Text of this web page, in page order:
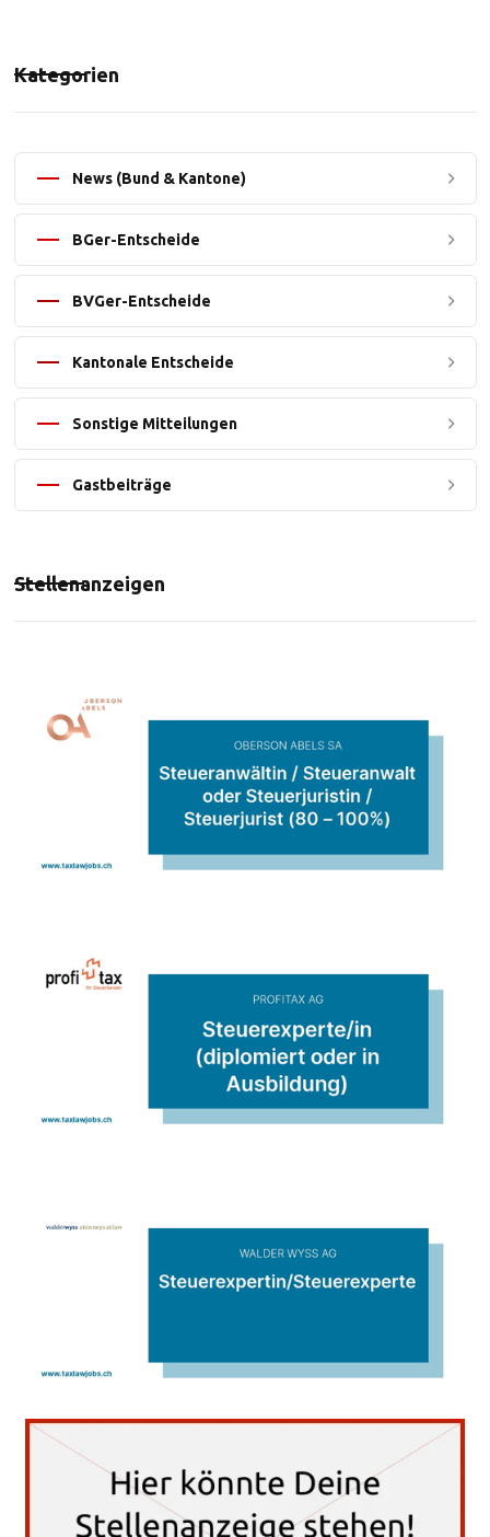
Kategorien
News (Bund & Kantone)
BGer-Entscheide
BVGer-Entscheide
Kantonale Entscheide
Sonstige Mitteilungen
Gastbeiträge
Stellenanzeigen